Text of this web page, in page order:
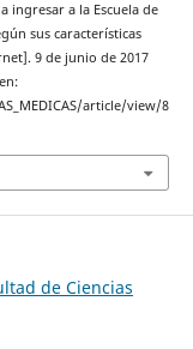
ingresar a la Escuela de
sus características
9 de junio de 2017
article/view/8
de Ciencias